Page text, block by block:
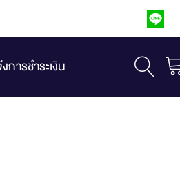
การชำระเงิน